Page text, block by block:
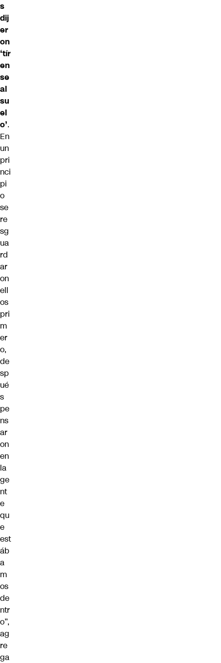
s
dij
er
on
‘tír
en
se
al
su
el
o’.
En
un
pri
nci
pi
o
se
re
sg
ua
rd
ar
on
ell
os
pri
m
er
o,
de
sp
ué
s
pe
ns
ar
on
en
la
ge
nt
e
qu
e
est
áb
a
m
os
de
ntr
o”,
ag
re
ga